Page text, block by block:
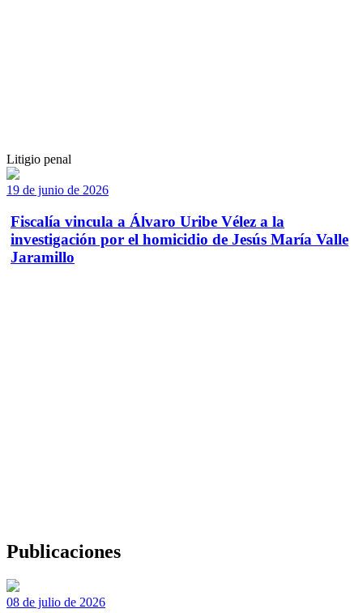
Litigio penal
19 de junio de 2026
Fiscalía vincula a Álvaro Uribe Vélez a la
investigación por el homicidio de Jesús María Valle
Jaramillo
Publicaciones
08 de julio de 2026